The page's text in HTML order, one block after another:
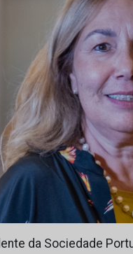
da Sociedade